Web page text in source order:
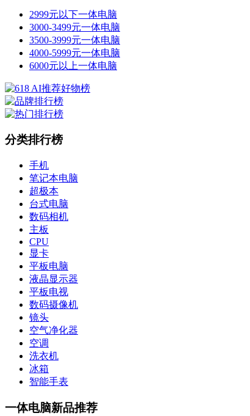
2999元以下一体电脑
3000-3499元一体电脑
3500-3999元一体电脑
4000-5999元一体电脑
6000元以上一体电脑
分类排行榜
手机
笔记本电脑
超极本
台式电脑
数码相机
主板
CPU
显卡
平板电脑
液晶显示器
平板电视
数码摄像机
镜头
空气净化器
空调
洗衣机
冰箱
智能手表
一体电脑新品推荐